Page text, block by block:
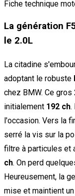
Fiche technique
La génération
le 2.0L
La citadine
adoptant le robuste
chez BMW. Ce
initialement 192 ch.
l'occasion. Vers la
serré la vis sur la
filtre à particules et
ch. On perd
Heureusement, la
mise et maintient